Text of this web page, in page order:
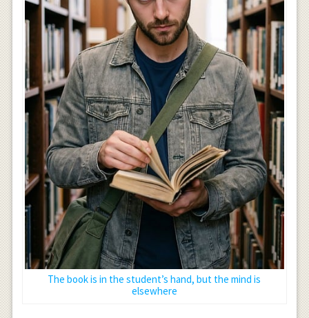
The book is in the student’s hand, but the mind is
elsewhere